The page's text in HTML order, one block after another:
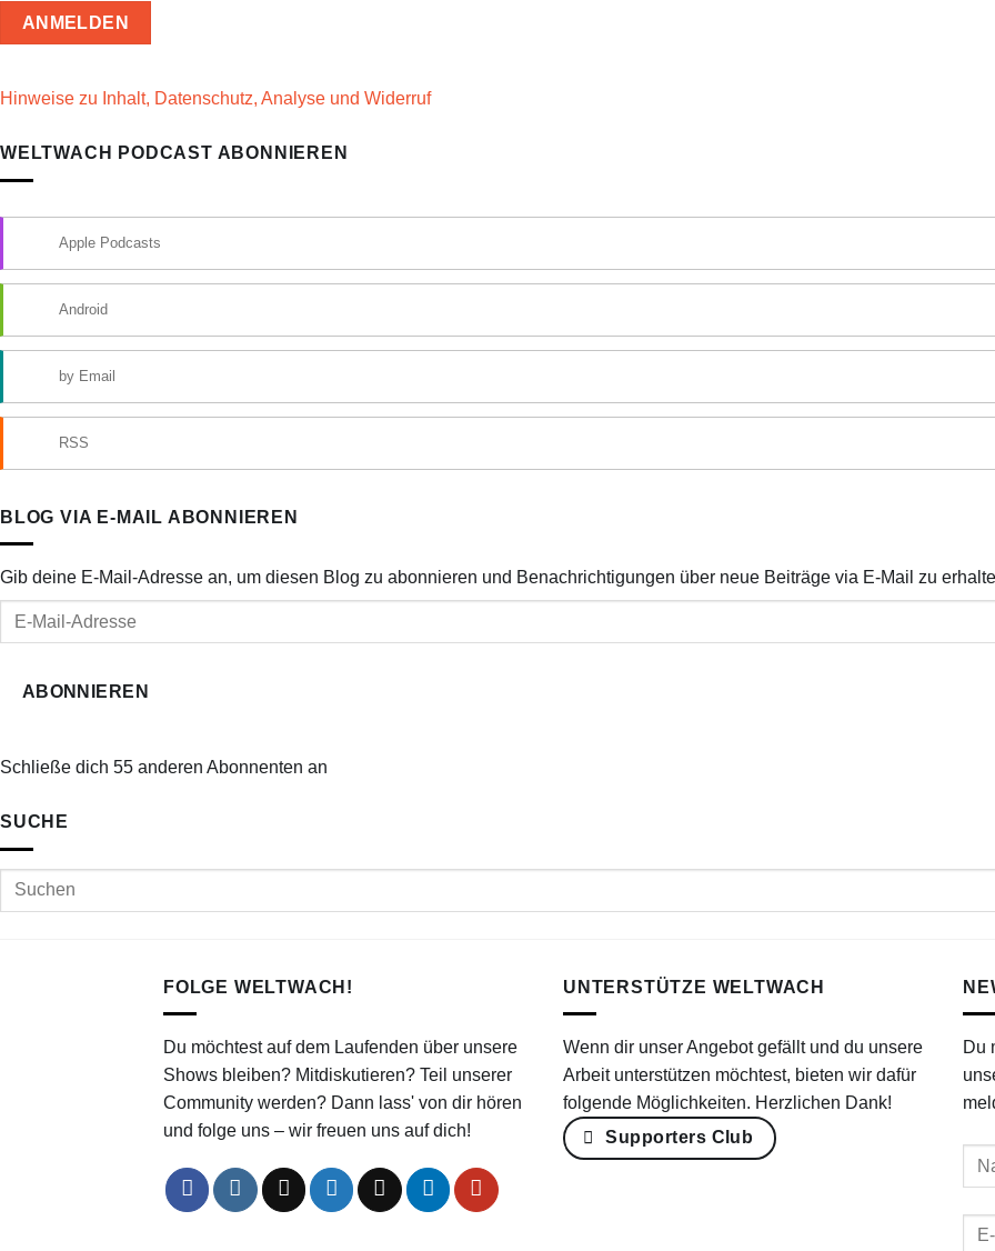
Hinweise zu Inhalt, Datenschutz, Analyse und Widerruf
WELTWACH PODCAST ABONNIEREN
Apple Podcasts
Android
by Email
RSS
BLOG VIA E-MAIL ABONNIEREN
Gib deine E-Mail-Adresse an, um diesen Blog zu abonnieren und Benachrichtigungen über neue Beiträge via E-Mail zu
ABONNIEREN
Schließe dich 55 anderen Abonnenten an
SUCHE
FOLGE WELTWACH!
Du möchtest auf dem Laufenden über unsere
Shows bleiben? Mitdiskutieren? Teil unserer
Community werden? Dann lass' von dir hören
und folge uns – wir freuen uns auf dich!
UNTERSTÜTZE WELTWACH
Wenn dir unser Angebot gefällt und du unsere
Arbeit unterstützen möchtest, bieten wir dafür
folgende Möglichkeiten. Herzlichen Dank!
Supporters Club
Du